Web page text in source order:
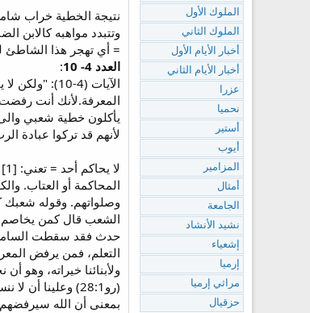
نتيجة الخطية خراب
وتتبدد مواهبه كالابن
= أي تهجر هذا الشاطئ
العدد 4- 10
:
الآيات (4-
المعرفة.لأنك أنت
يأكلون خطية شعبي
لأنهم قد تركوا عبادة
المحاكمة أو العتاب.
وصلواتهم. وقوله شعبك
الشعب قال كمن يخاصم
حدث فقد سقطت
التعلم، فمن يرفض
ولأبنائنا خيراته، وهو
(رو28:1) وعلينا
بمعنى أن الله
الملوك الأول
الملوك الثاني
أخبار الأيام الأول
أخبار الأيام الثاني
عزرا
نحميا
أستير
أيوب
المزامير
أمثال
الجامعة
نشيد الأنشاد
إشعياء
إرميا
مراثي إرميا
حزقيال